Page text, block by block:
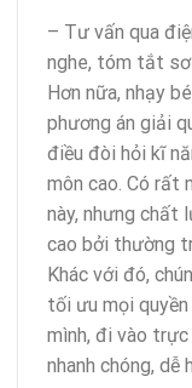
– Tư vấn qua
nghe, tóm tắt
Hơn nữa, nhạy
phương án giải
điều đòi hỏi kĩ
môn cao. Có rất
này, nhưng chất
cao bởi thường
Khác với đó,
tối ưu mọi
mình, đi vào
nhanh chóng, dễ